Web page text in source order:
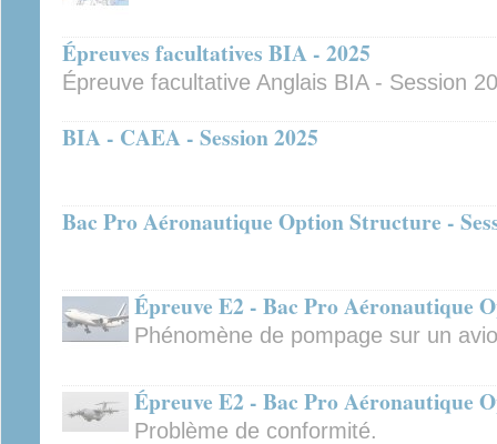
Épreuves facultatives BIA - 2025
Épreuve facultative Anglais BIA - Session
BIA - CAEA - Session 2025
Bac Pro Aéronautique Option Structure -
Épreuve E2 - Bac Pro Aéronautique
Phénomène de pompage sur un
Épreuve E2 - Bac Pro Aéronautique
Problème de conformité.